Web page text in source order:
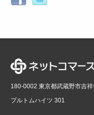
180-0002 東京都武蔵野市吉
プルトムハイツ 301